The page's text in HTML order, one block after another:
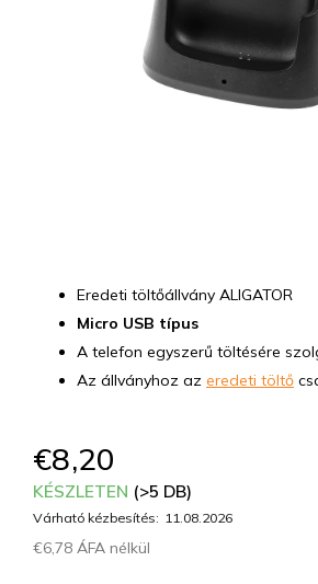
€8,20
KÉSZLETEN (>5 DB)
Várható kézbesítés: 11.08.2026
€6,78 ÁFA nélkül
Eredeti töltőállvány ALIGATOR
Micro USB típus
A telefon egyszerű töltésére
Az állványhoz az eredeti töltő